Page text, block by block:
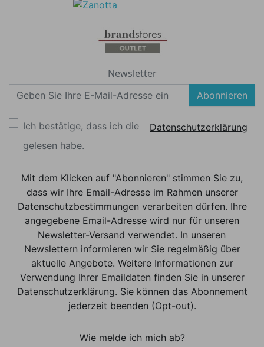
Newsletter
Abonnieren
Ich bestätige, dass ich die
Datenschutzerklärung
gelesen habe.
Mit dem Klicken auf "Abonnieren" stimmen Sie zu,
dass wir Ihre Email-Adresse im Rahmen unserer
Datenschutzbestimmungen verarbeiten dürfen. Ihre
angegebene Email-Adresse wird nur für unseren
Newsletter-Versand verwendet. In unseren
Newslettern informieren wir Sie regelmäßig über
aktuelle Angebote. Weitere Informationen zur
Verwendung Ihrer Emaildaten finden Sie in unserer
Datenschutzerklärung. Sie können das Abonnement
jederzeit beenden (Opt-out).
Wie melde ich mich ab?